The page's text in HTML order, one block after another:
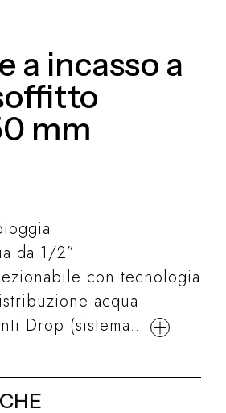
a incasso a
mm
da 1/2”
con tecnologia
acqua
Drop (sistema...